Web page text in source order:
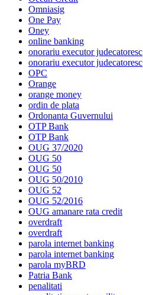
Omniasig
One Pay
Oney
online banking
onorariu executor judecatoresc
onorariu executor judecatoresc
OPC
Orange
orange money
ordin de plata
Ordonanta Guvernului
OTP Bank
OTP Bank
OUG 37/2020
OUG 50
OUG 50
OUG 50/2010
OUG 52
OUG 52/2016
OUG amanare rata credit
overdraft
overdraft
parola internet banking
parola internet banking
parola myBRD
Patria Bank
penalitati